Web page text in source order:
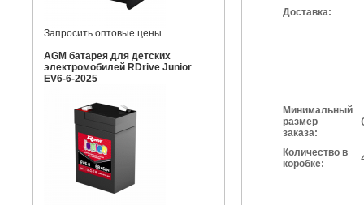
Запросить оптовые цены
AGM батарея для детских
электромобилей RDrive Junior
EV6-6-2025
Доставка:
Минимальный
размер
заказа:
Количество в
коробке: